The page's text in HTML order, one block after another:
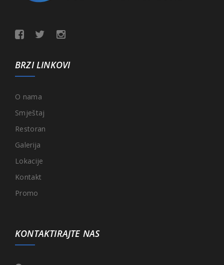
BRZI LINKOVI
O nama
Smještaj
Restoran
Galerija
Lokacije
Kontakt
Promo
KONTAKTIRAJTE NAS